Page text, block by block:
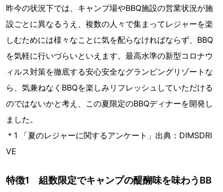
昨今の状況下では、キャンプ場やBBQ施設の営業状況が施
設ごとに異なるうえ、複数の人々で集まってレジャーを楽
しむためには様々なことに気を配らなければならず、BBQ
を気軽に行いづらいといえます。最高水準の新型コロナウ
ィルス対策を徹底する安心安全なグランピングリゾートな
ら、気兼ねなくBBQを楽しみリフレッシュしていただける
のではないかと考え、この夏限定のBBQディナーを開発し
ました。
＊1 「夏のレジャーに関するアンケート」出典：DIMSDRI
VE
特徴1 組数限定でキャンプの醍醐味を味わうBB